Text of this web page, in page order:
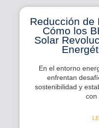
Reducción de
Cómo los
Solar
En el entorno
enfrentan
sostenibilidad y
con